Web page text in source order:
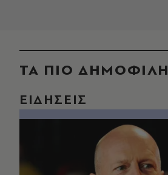
ΤΑ ΠΙΟ ΔΗΜΟΦΙΛΗ
ΕΙΔΗΣΕΙΣ